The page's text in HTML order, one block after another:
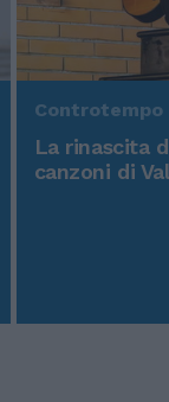
Controtempo
La rinascita
canzoni di